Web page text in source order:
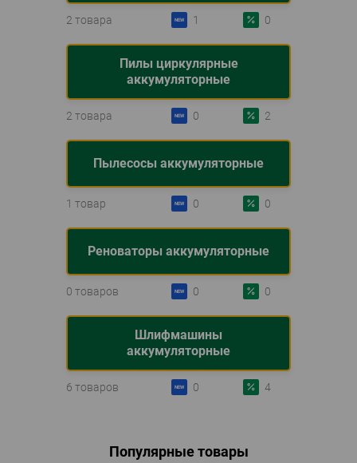
2 товара 1 0
Пилы циркулярные
аккумуляторные
2 товара 0 2
Пылесосы аккумуляторные
1 товар 0 0
Реноваторы аккумуляторные
0 товаров 0 0
Шлифмашины
аккумуляторные
6 товаров 0 4
Популярные товары